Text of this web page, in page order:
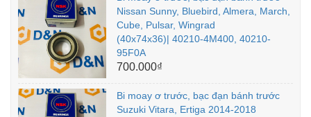
Nissan Sunny, Bluebird, Almera, March,
Cube, Pulsar, Wingrad
(40x74x36)| 40210-4M400, 40210-
95F0A
700.000₫
Bi moay ơ trước, bạc đạn bánh trước
Suzuki Vitara, Ertiga 2014-2018